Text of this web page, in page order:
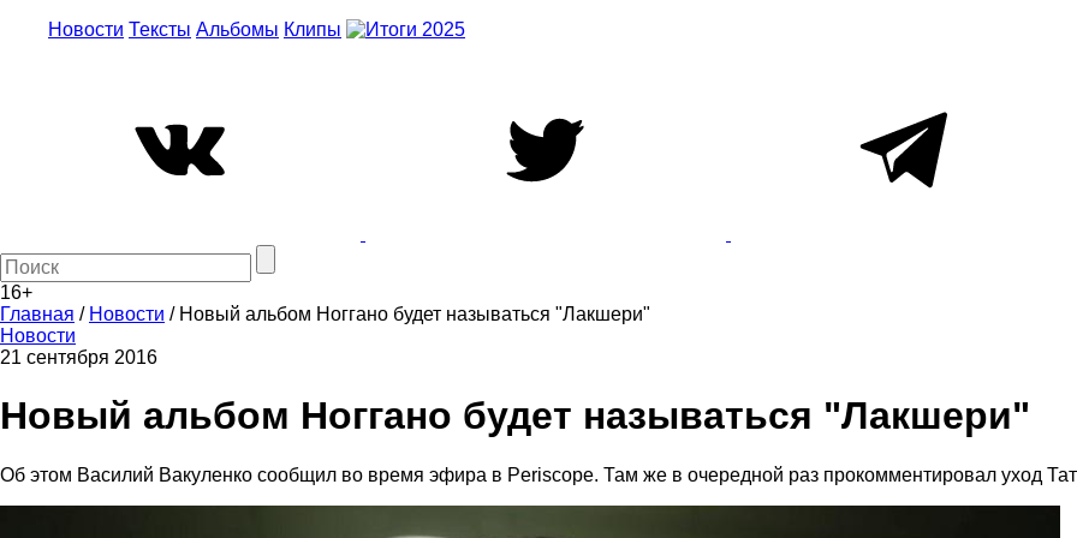
Новости Тексты Альбомы Клипы
16+
Главная / Новости / Новый альбом Ноггано будет называться "Лакшери"
Новости
21 сентября 2016
Новый альбом Ноггано будет называться "Лакшери"
Об этом Василий Вакуленко сообщил во время эфира в Periscope. Там же в очередной раз прокомментировал уход